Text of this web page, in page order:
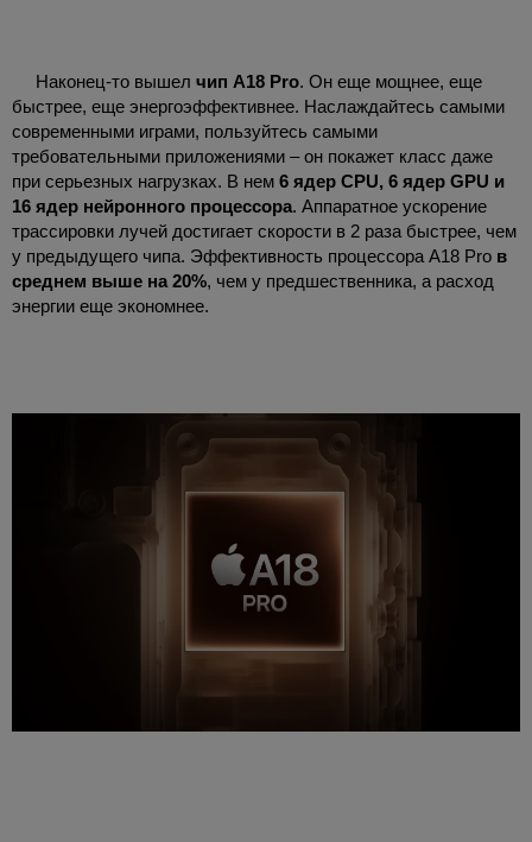
Наконец-то вышел чип A18 Pro. Он еще мощнее, еще
быстрее, еще энергоэффективнее. Наслаждайтесь самыми
современными играми, пользуйтесь самыми
требовательными приложениями – он покажет класс даже
при серьезных нагрузках. В нем 6 ядер CPU, 6 ядер GPU и
16 ядер нейронного процессора. Аппаратное ускорение
трассировки лучей достигает скорости в 2 раза быстрее, чем
у предыдущего чипа. Эффективность процессора A18 Pro в
среднем выше на 20%, чем у предшественника, а расход
энергии еще экономнее.